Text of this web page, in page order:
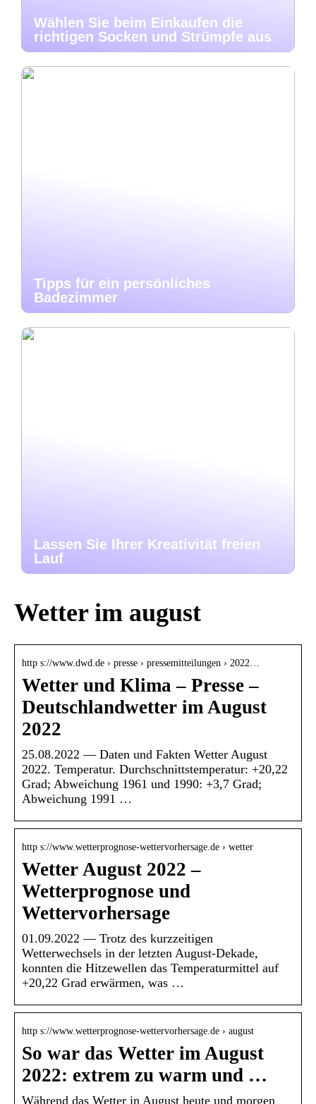
Wählen Sie beim Einkaufen die
richtigen Socken und Strümpfe aus
Tipps für ein persönliches
Badezimmer
Lassen Sie Ihrer Kreativität freien
Lauf
Wetter im august
http s://www.dwd.de › presse › pressemitteilungen › 2022…
Wetter und Klima – Presse –
Deutschlandwetter im August
2022
25.08.2022 — Daten und Fakten Wetter August
2022. Temperatur. Durchschnittstemperatur: +20,22
Grad; Abweichung 1961 und 1990: +3,7 Grad;
Abweichung 1991 …
http s://www.wetterprognose-wettervorhersage.de › wetter
Wetter August 2022 –
Wetterprognose und
Wettervorhersage
01.09.2022 — Trotz des kurzzeitigen
Wetterwechsels in der letzten August-Dekade,
konnten die Hitzewellen das Temperaturmittel auf
+20,22 Grad erwärmen, was …
http s://www.wetterprognose-wettervorhersage.de › august
So war das Wetter im August
2022: extrem zu warm und …
Während das Wetter in August heute und morgen